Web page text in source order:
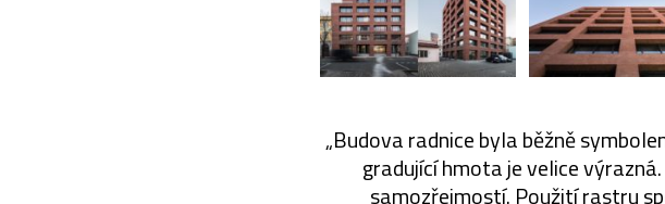
„Budova radnice byla běžně
gradující hmota je velice
samozřejmostí. Použití rastru